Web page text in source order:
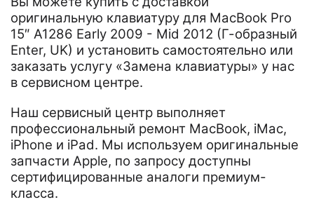
оригинальную клавиатуру для MacBook Pro
15″ A1286 Early 2009 - Mid 2012 (Г-образный
Enter, UK) и установить самостоятельно или
заказать услугу «Замена клавиатуры» у нас
в сервисном центре.
Наш сервисный центр выполняет
профессиональный ремонт MacBook, iMac,
iPhone и iPad. Мы используем оригинальные
запчасти Apple, по запросу доступны
сертифицированные аналоги премиум-
класса.